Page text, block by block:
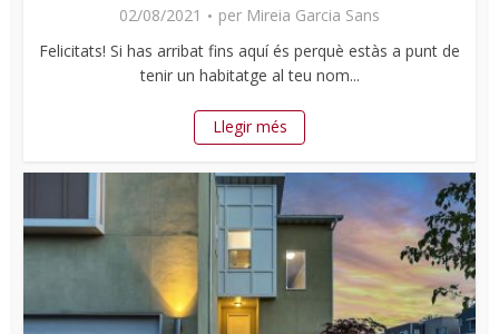
02/08/2021 per Mireia Garcia Sans
Felicitats! Si has arribat fins aquí és perquè estàs a punt de
tenir un habitatge al teu nom...
Llegir més